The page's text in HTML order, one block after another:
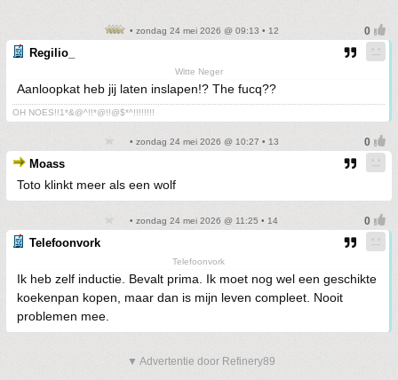
• zondag 24 mei 2026 @ 09:13 • 12
Regilio_
Witte Neger
Aanloopkat heb jij laten inslapen!? The fucq??
OH NOES!!1*&@^!!*@!!@$*^!!!!!!!!
• zondag 24 mei 2026 @ 10:27 • 13
Moass
Toto klinkt meer als een wolf
• zondag 24 mei 2026 @ 11:25 • 14
Telefoonvork
Telefoonvork
Ik heb zelf inductie. Bevalt prima. Ik moet nog wel een geschikte
koekenpan kopen, maar dan is mijn leven compleet. Nooit
problemen mee.
▼ Advertentie door Refinery89